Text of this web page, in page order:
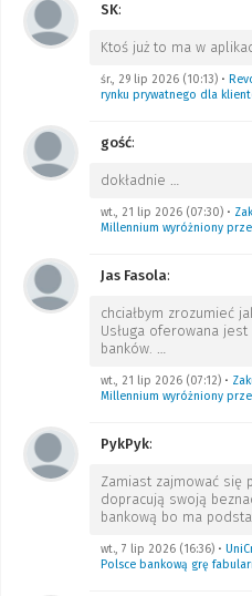
SK:
Ktoś już to ma w
śr., 29 lip 2026 (10:13)•
rynku prywatnego dla
gość:
dokładnie …
wt., 21 lip 2026 (07:30)•
Millennium wyróżniony
Jas Fasola:
chciałbym zrozumieć
Usługa oferowana
banków. …
wt., 21 lip 2026 (07:12)•
Millennium wyróżniony
PykPyk:
Zamiast zajmować się
dopracują swoją
bankową bo ma
wt., 7 lip 2026 (16:36)•
Polsce bankową grę